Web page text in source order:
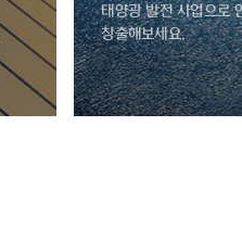
태양광 발전 사업으로
창출해보세요.